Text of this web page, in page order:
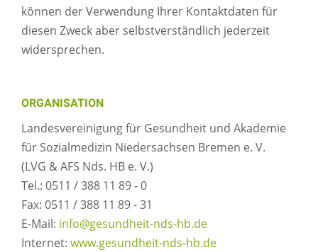
können der Verwendung Ihrer Kontaktdaten für
diesen Zweck aber selbstverständlich jederzeit
widersprechen.
ORGANISATION
Landesvereinigung für Gesundheit und Akademie
für Sozialmedizin Niedersachsen Bremen e. V.
(LVG & AFS Nds. HB e. V.)
Tel.: 0511 / 388 11 89 - 0
Fax: 0511 / 388 11 89 - 31
E-Mail: info@gesundheit-nds-hb.de
Internet: www.gesundheit-nds-hb.de